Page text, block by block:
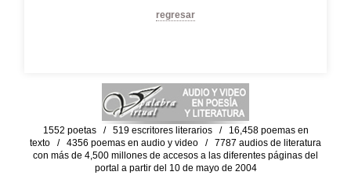
regresar
1552 poetas / 519 escritores literarios / 16,458 poemas en
texto / 4356 poemas en audio y video / 7787 audios de literatura
con más de 4,500 millones de accesos a las diferentes páginas del
portal a partir del 10 de mayo de 2004